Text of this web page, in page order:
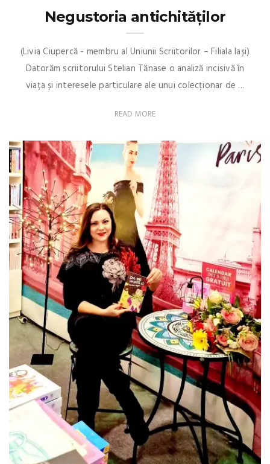
Negustoria antichităților
(Livia Ciupercă - membru al Uniunii Scriitorilor – Filiala Iași)
Datorăm scriitorului Stelian Tănase o analiză incisivă în
viața și interesele particulare ale unui colecționar de ...
READ MORE